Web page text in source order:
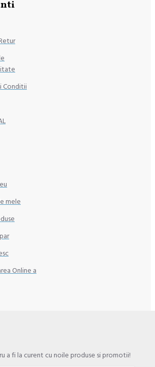
Conditii
mele
Online a
a fi la curent cu noile produse si promotii!